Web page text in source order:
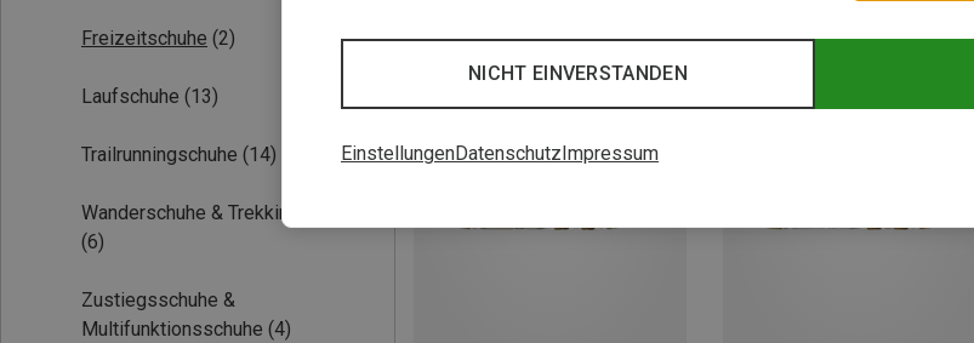
Freizeitschuhe (2)
Laufschuhe (13)
Trailrunningschuhe (14)
Wanderschuhe & Trekkingschuhe
(6)
Zustiegsschuhe &
Multifunktionsschuhe (4)
NICHT EINVERSTANDEN
EinstellungenDatenschutzImpressum